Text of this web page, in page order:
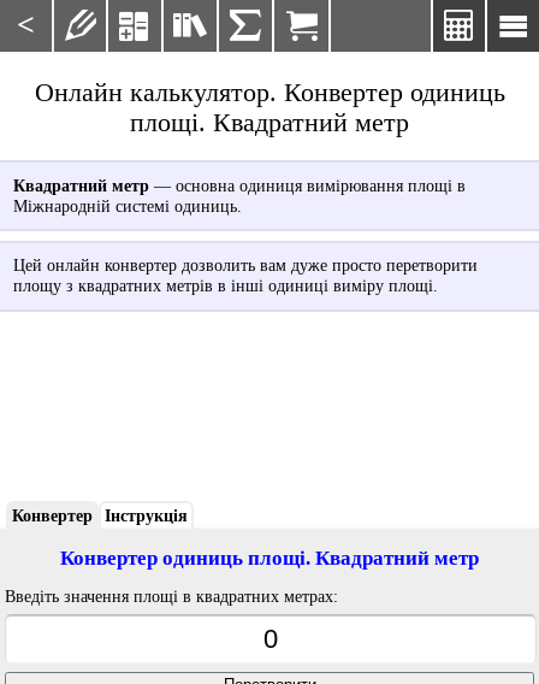
< 

    
Онлайн калькулятор. Конвертер одиниць
площі. Квадратний метр
Квадратний метр— основна одиниця вимірювання площі в
Міжнародній системі одиниць.
Цей онлайн конвертер дозволить вам дуже просто перетворити
площу з квадратних метрів в інші одиниці виміру площі.
Конвертер Інструкція
Конвертер одиниць площі. Квадратний метр
Введіть значення площі в квадратних метрах: